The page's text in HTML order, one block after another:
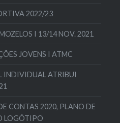
2022/23
I 13/14 NOV. 2021
JOVENS I ATMC
INDIVIDUAL ATRIBUI
CONTAS 2020, PLANO DE
LOGÓTIPO